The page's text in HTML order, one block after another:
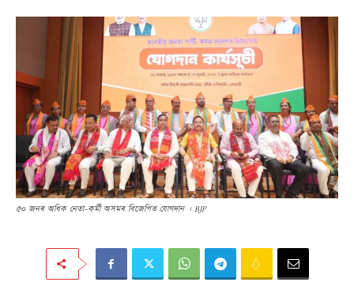
৫০ জনৰ অধিক নেতা–কৰ্মী অসমৰ বিজেপিত যোগদান । BJP